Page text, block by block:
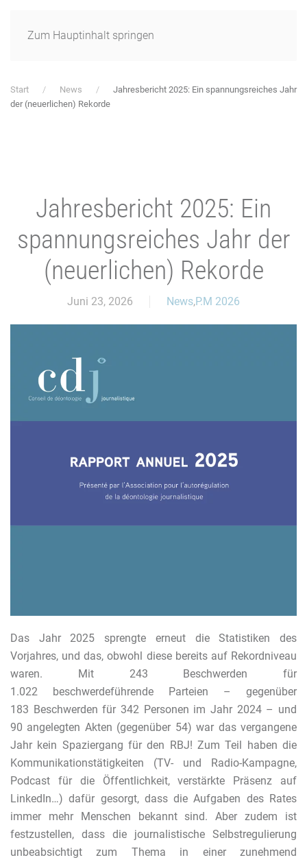
Zum Hauptinhalt springen
Start News
Jahresbericht 2025: Ein spannungsreiches Jahr
der (neuerlichen) Rekorde
Jahresbericht 2025: Ein
spannungsreiches Jahr der
(neuerlichen) Rekorde
Juni 23, 2026 News,P.M 2026
Das Jahr 2025 sprengte erneut die Statistiken des
Vorjahres, und das, obwohl diese bereits auf Rekordniveau
waren. Mit 243 Beschwerden für
1.022 beschwerdeführende Parteien – gegenüber
183 Beschwerden für 342 Personen im Jahr 2024 – und
90 angelegten Akten (gegenüber 54) war das vergangene
Jahr kein Spaziergang für den RBJ! Zum Teil haben die
Kommunikationstätigkeiten (TV- und Radio-Kampagne,
Podcast für die Öffentlichkeit, verstärkte Präsenz auf
LinkedIn…) dafür gesorgt, dass die Aufgaben des Rates
immer mehr Menschen bekannt sind. Aber zudem ist
festzustellen, dass die journalistische Selbstregulierung
unbeabsichtigt zum Thema in einer zunehmend